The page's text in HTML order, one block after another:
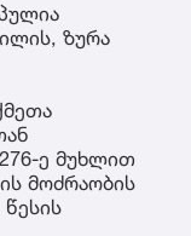
ზურა
ე მუხლით
მოძრაობის